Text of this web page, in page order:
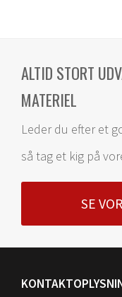
ALTID STORT
MATERIEL
Leder du efter et
så tag et kig på
SE